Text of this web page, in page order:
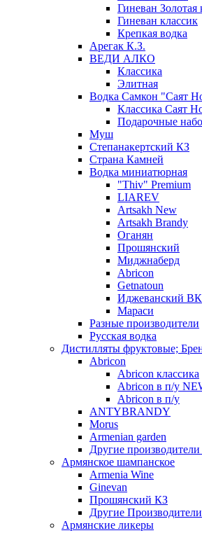
Гиневан Золотая
Гиневан классик
Крепкая водка
Арегак К.З.
ВЕДИ АЛКО
Классика
Элитная
Водка Самкон "Саят
Классика Саят
Подарочные
Муш
Степанакертский КЗ
Страна Камней
Водка миниатюрная
"Thiv" Premium
LIAREV
Artsakh New
Artsakh Brandy
Оганян
Прошянский
Миджнаберд
Abricon
Getnatoun
Иджеванский
Мараси
Разные производители
Русская водка
Дистилляты фруктовые;
Abricon
Abricon классика
Abricon в п/у
Abricon в п/у
ANTYBRANDY
Morus
Armenian garden
Другие
Армянское шампанское
Armenia Wine
Ginevan
Прошянский КЗ
Другие Производители
Армянские ликеры